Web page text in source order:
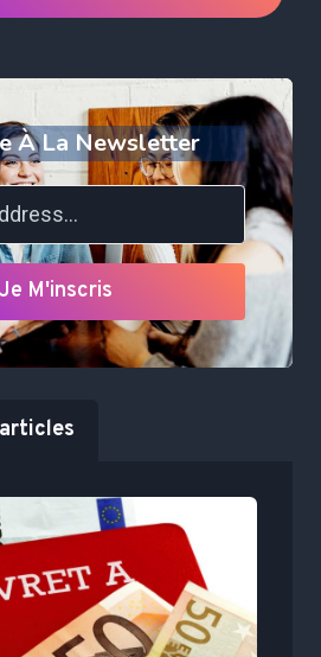
À La Newsletter
Je M'inscris